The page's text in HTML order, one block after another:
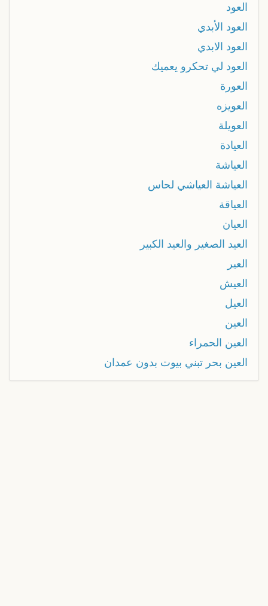
العود
العود الأبدي
العود الابدي
العود لي تحكرو يعميك
العورة
العويزه
العويلة
العيادة
العياشة
العياشة العياشي لحاس
العياقة
العيان
العيد الصغير والعيد الكبير
العير
العيش
العيل
العين
العين الحمراء
العين بحر تبني بيوت بدون عمدان